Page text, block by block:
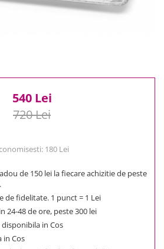
540 Lei
720 Lei
180 Lei
de 150 lei la fiecare achizitie de peste
de fidelitate. 1 punct = 1 Lei
24-48 de ore, peste 300 lei
in Cos
in Cos